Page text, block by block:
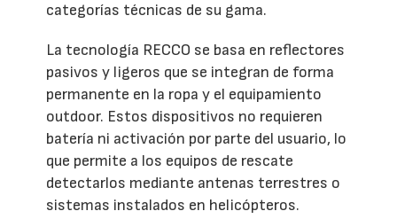
categorías técnicas de su gama.
La tecnología RECCO se basa en reflectores
pasivos y ligeros que se integran de forma
permanente en la ropa y el equipamiento
outdoor. Estos dispositivos no requieren
batería ni activación por parte del usuario, lo
que permite a los equipos de rescate
detectarlos mediante antenas terrestres o
sistemas instalados en helicópteros.